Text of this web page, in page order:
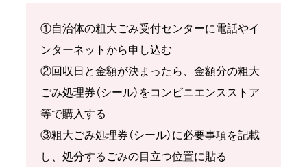
①自治体の粗大ごみ受付センターに電話やイ
ンターネットから申し込む
②回収日と金額が決まったら、金額分の粗大
ごみ処理券（シール）をコンビニエンスストア
等で購入する
③粗大ごみ処理券（シール）に必要事項を記載
し、処分するごみの目立つ位置に貼る